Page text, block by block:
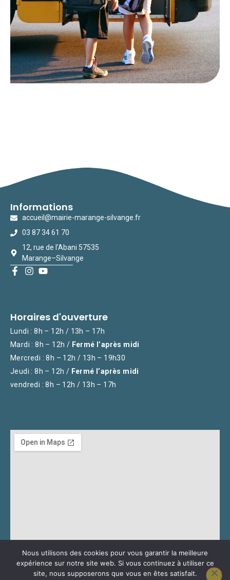
Informations
accueil@mairie-marange-silvange.fr
03 87 34 61 70
12, rue de l’Abani 57535
Marange–Silvange
Horaires d'ouverture
Lundi : 8h – 12h / 13h – 17h
Mardi : 8h – 12h / Fermé l’après midi
Mercredi : 8h – 12h / 13h – 19h30
Jeudi : 8h – 12h / Fermé l’après midi
vendredi : 8h – 12h / 13h – 17h
Nous utilisons des cookies pour vous garantir la meilleure
expérience sur notre site web. Si vous continuez à utiliser ce
site, nous supposerons que vous en êtes satisfait.